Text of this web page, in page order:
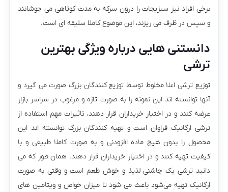
برخی افراد نیز سبزیجات را درون سرکه به مدت کوتاهی می جوشانند
و سپس در ظرف می ریزند، این موضوع کاملا سلیقه ای است.
دانستنی هایی درباره ویژگی بهترین
ترشی
توزیع ترشی اعلا مخلوط توسط توزیع کنندگان بزرگ صورت می گیرد و
آنها توانسته اند این نمونه را به صورت تازه و مرغوب در سراسر بازار
عرضه کنند و در اختیار خریداران قرار دهند، تاثیرات مهم استفاده از
ترشی ارگانیک فراوان است و تهیه کنندگان بزرگ توانسته اند این
محصول را بدون هیچ ماده افزودنی و به صورت کاملا طبیعی و با
کیفیت تهیه کنند و در اختیار خریداران قرار دهند. همان طور که می
دانید ترشی یک چاشنی لذیذ و خوش طعم است و وقتی به صورت
ارگانیک تهیه می‌شود باعث می شود تا میزان خواص و ویتامین های